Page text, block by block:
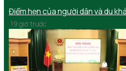
Điểm hẹn của người dân và du
19 giờ trước